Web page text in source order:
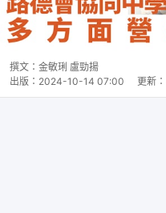
撰文： 金敏琍 盧勁揚
出版： 2024-10-14 07:00 更新：